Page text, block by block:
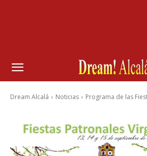
Dream Alcalá Noticias Programa de las